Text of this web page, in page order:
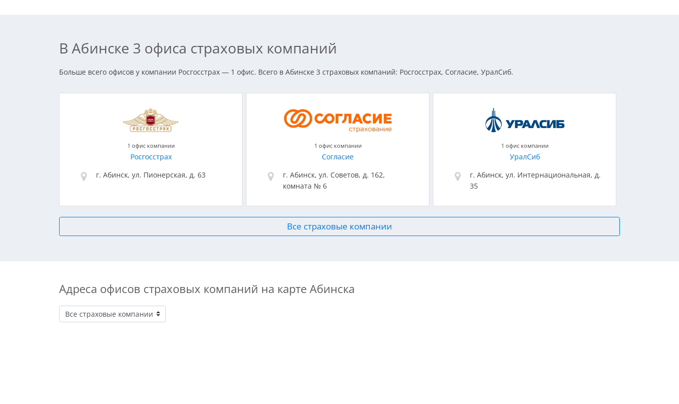
В Абинске 3 офиса страховых компаний
Больше всего офисов у компании Росгосстрах — 1 офис. Всего в Абинске 3 страховых компаний: Росгосстрах, Согласие, УралСиб.
1 офис компании
Росгосстрах
г. Абинск, ул. Пионерская, д. 63
1 офис компании
Согласие
г. Абинск, ул. Советов, д. 162,
комната № 6
1 офис компании
УралСиб
г. Абинск, ул. Интернациональная, д.
35
Все страховые компании
Адреса офисов страховых компаний на карте Абинска